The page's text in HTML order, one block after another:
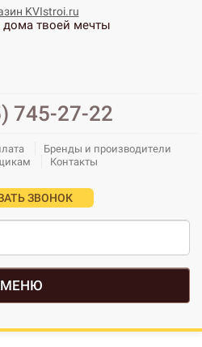
твоей мечты
745-27-22
Бренды и производители
Контакты
ЗВОНОК
МЕНЮ